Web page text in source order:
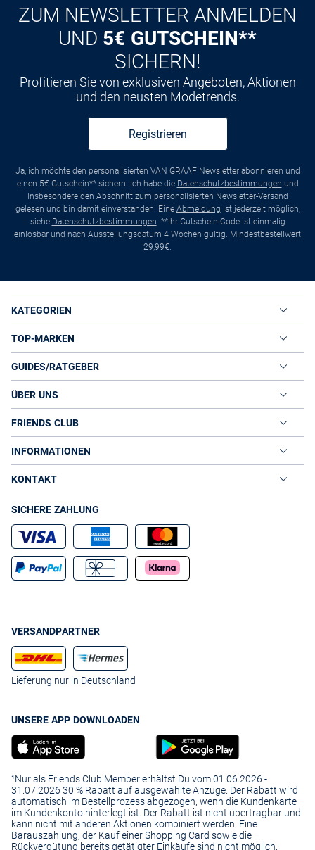
Kauf aufRechnung
ZUM NEWSLETTER ANMELDEN
UND 5€ GUTSCHEIN**
SICHERN!
Profitieren Sie von exklusiven Angeboten, Aktionen
und den neusten Modetrends.
Registrieren
Ja, ich möchte den personalisierten VAN GRAAF Newsletter abonnieren und
einen 5€ Gutschein** sichern. Ich habe die Datenschutzbestimmungen und
insbesondere den Abschnitt zum personalisierten Newsletter-Versand
gelesen und bin damit einverstanden. Eine Abmeldung ist jederzeit möglich,
siehe Datenschutzbestimmungen. **Ihr Gutschein-Code ist einmalig
einlösbar und nach Ausstellungsdatum 4 Wochen gültig. Mindestbestellwert
29,99€.
KATEGORIEN
TOP-MARKEN
GUIDES/RATGEBER
ÜBER UNS
FRIENDS CLUB
INFORMATIONEN
KONTAKT
SICHERE ZAHLUNG
VERSANDPARTNER
Lieferung nur in Deutschland
UNSERE APP DOWNLOADEN
¹Nur als Friends Club Member erhältst Du vom 01.06.2026 -
31.07.2026 30 % Rabatt auf ausgewählte Anzüge. Der Rabatt wird
automatisch im Bestellprozess abgezogen, wenn die Kundenkarte
im Kundenkonto hinterlegt ist. Der Rabatt ist nicht übertragbar und
kann nicht mit anderen Aktionen kombiniert werden. Eine
Barauszahlung, der Kauf einer Shopping Card sowie die
Rückvergütung bereits getätigter Einkäufe sind nicht möglich.